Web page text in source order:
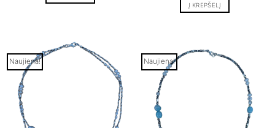
Į KREPŠELĮ
Naujiena! Naujiena!